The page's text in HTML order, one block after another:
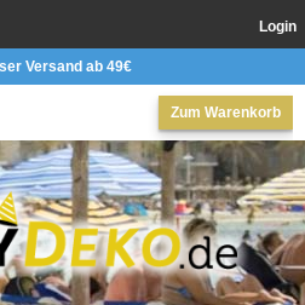
Login
Zum Warenkorb
Versand ab 49€